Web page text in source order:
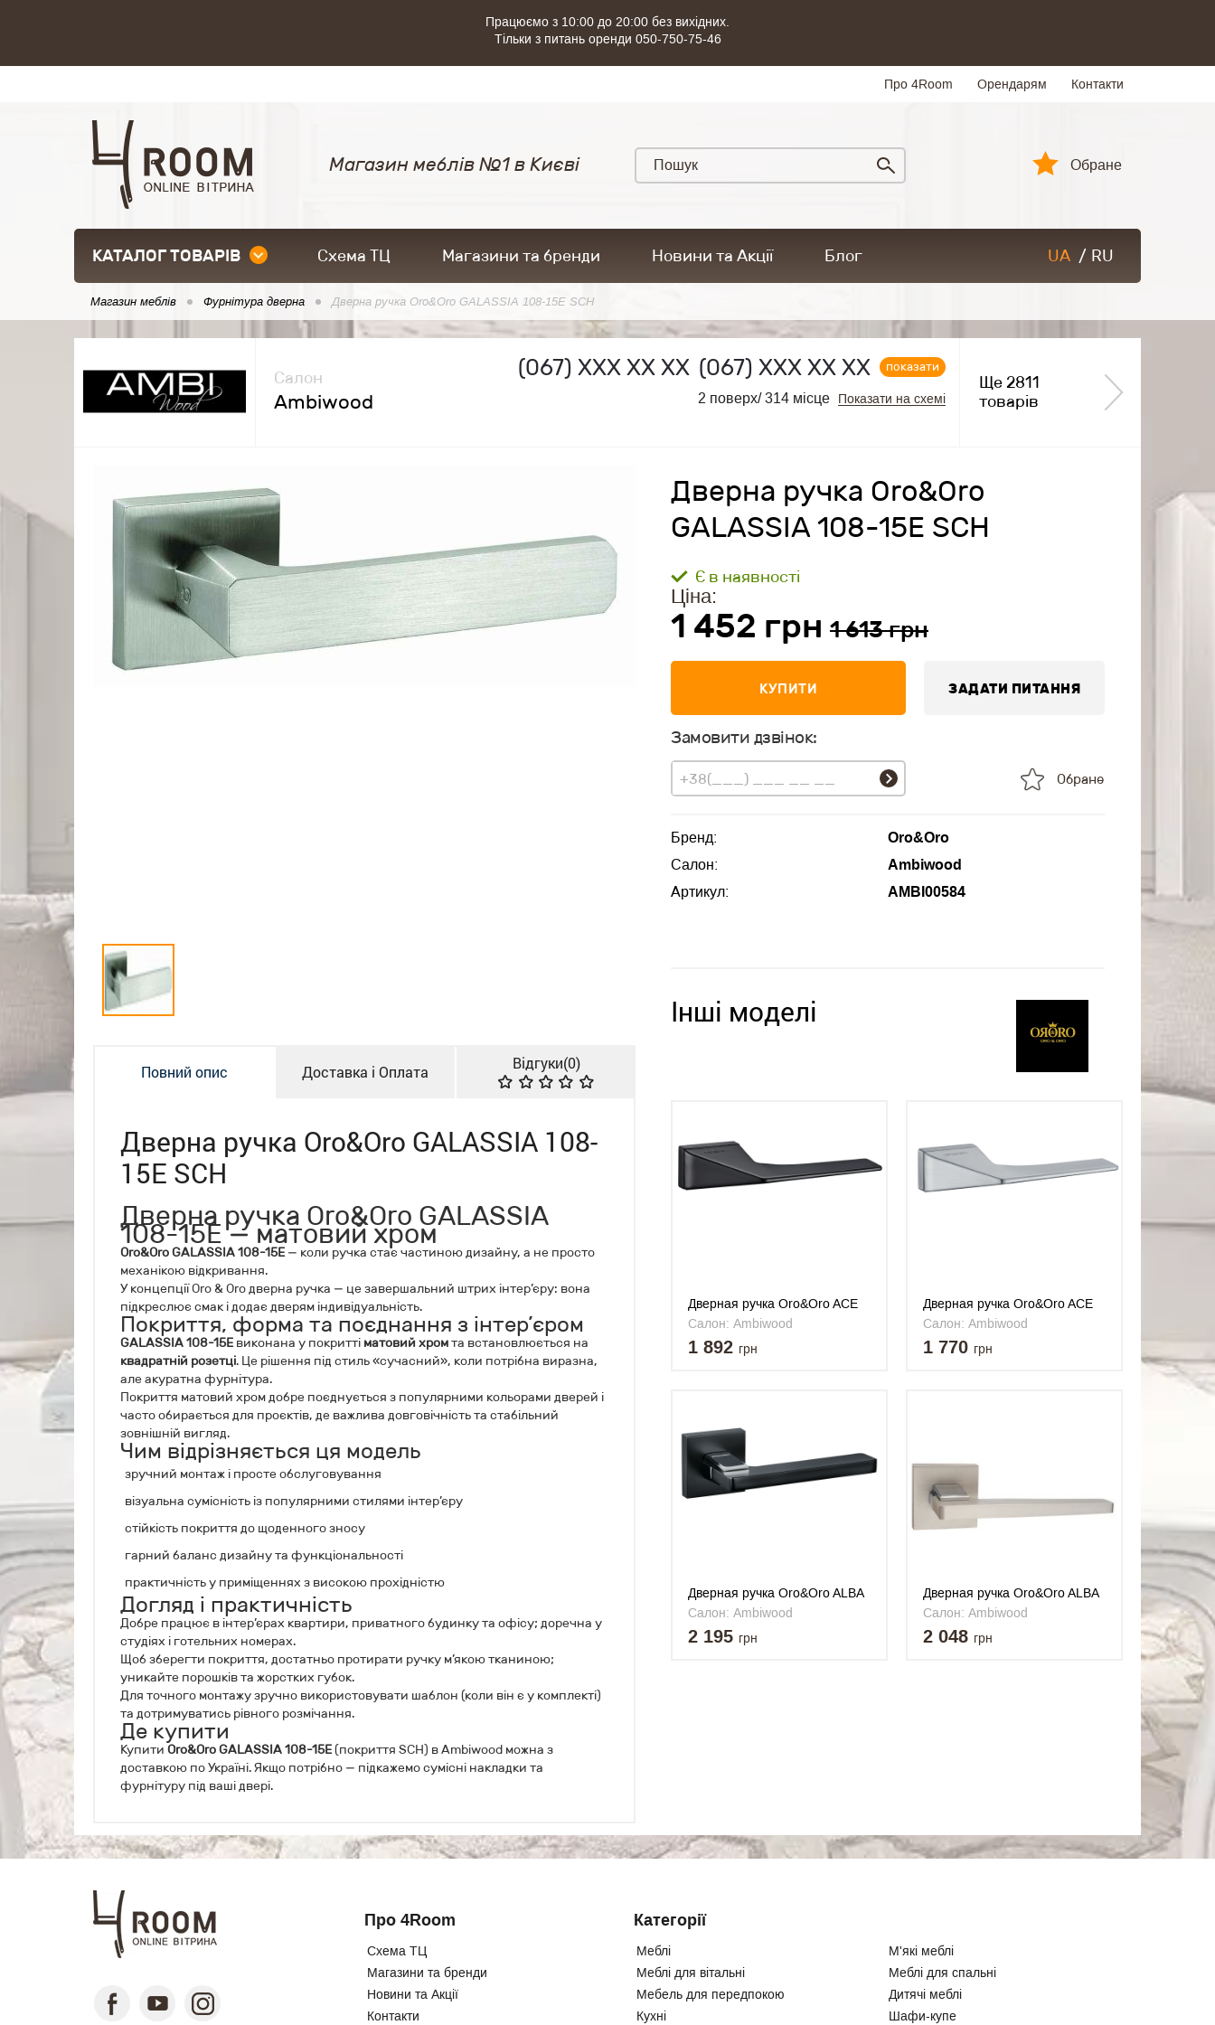
Працюємо з 10:00 до 20:00 без вихідних.
Тільки з питань оренди 050-750-75-46
Про 4Room Орендарям Контакти
Магазин меблів №1 в Києві Обране
КАТАЛОГ ТОВАРІВ Схема ТЦ Магазини та бренди Новини та Акції Блог UA / RU
Магазин меблів Фурнітура дверна Дверна ручка Oro&Oro GALASSIA 108-15E SCH
Салон
Ambiwood
(067) ХХХ ХХ ХХ (067) ХХХ ХХ ХХ показати
2 поверх/ 314 місце Показати на схемі
Ще 2811
товарів
Повний опис Доставка і Оплата Відгуки(0)
Дверна ручка Oro&Oro GALASSIA 108-
15E SCH
Дверна ручка Oro&Oro GALASSIA
108-15E — матовий хром
Oro&Oro GALASSIA 108-15E — коли ручка стає частиною дизайну, а не просто
механікою відкривання.
У концепції Oro & Oro дверна ручка — це завершальний штрих інтер’єру: вона
підкреслює смак і додає дверям індивідуальність.
Покриття, форма та поєднання з інтер’єром
GALASSIA 108-15E виконана у покритті матовий хромта встановлюється на
квадратній розетці. Це рішення під стиль «сучасний», коли потрібна виразна,
але акуратна фурнітура.
Покриття матовий хром добре поєднується з популярними кольорами дверей і
часто обирається для проєктів, де важлива довговічність та стабільний
зовнішній вигляд.
Чим відрізняється ця модель
зручний монтаж і просте обслуговування
візуальна сумісність із популярними стилями інтер’єру
стійкість покриття до щоденного зносу
гарний баланс дизайну та функціональності
практичність у приміщеннях з високою прохідністю
Догляд і практичність
Добре працює в інтер’єрах квартири, приватного будинку та офісу; доречна у
студіях і готельних номерах.
Щоб зберегти покриття, достатньо протирати ручку м’якою тканиною;
уникайте порошків та жорстких губок.
Для точного монтажу зручно використовувати шаблон (коли він є у комплекті)
та дотримуватись рівного розмічання.
Де купити
Купити Oro&Oro GALASSIA 108-15E(покриття SCH) в Ambiwood можна з
доставкою по Україні. Якщо потрібно — підкажемо сумісні накладки та
фурнітуру під ваші двері.
Дверна ручка Oro&Oro
GALASSIA 108-15E SCH
Є в наявності
Ціна:
1 452 грн 1 613 грн
КУПИТИ ЗАДАТИ ПИТАННЯ
Замовити дзвінок:
Обране
Бренд:
Oro&Oro
Салон:
Ambiwood
Артикул:
AMBI00584
Інші моделі
Дверная ручка Oro&Oro ACE
123-24E BLACK
Салон: Ambiwood
1 892 грн
Дверная ручка Oro&Oro ACE
123-24E SCH
Салон: Ambiwood
1 770 грн
Дверная ручка Oro&Oro ALBA
068-15E BLACK / CP
Салон: Ambiwood
2 195 грн
Дверная ручка Oro&Oro ALBA
068-15E MSN / CP
Салон: Ambiwood
2 048 грн
Про 4Room
Схема ТЦ
Магазини та бренди
Новини та Акції
Контакти
Категорії
Меблі
М'які меблі
Меблі для вітальні
Меблі для спальні
Мебель для передпокою
Дитячі меблі
Кухні
Шафи-купе